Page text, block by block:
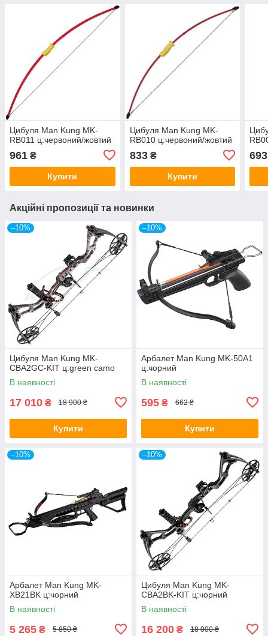
Цибуля Man Kung MK-
RB011 ц:червоний/жовтий
961 ₴
Купити
Цибуля Man Kung MK-
RB010 ц:червоний/жовтий
833₴
Купити
693
Акційні пропозиції та новинки
–10%
Цибуля Man Kung MK-
CBA2GC-KIT ц:green camo
В наявності
17 010 ₴ 18 900 ₴
Купити
–10%
Арбалет Man Kung MK-50A1
ц:чорний
В наявності
595 ₴ 662 ₴
Купити
–10%
Арбалет Man Kung MK-
XB21BK ц:чорний
В наявності
5 265 ₴ 5 850 ₴
–10%
Цибуля Man Kung MK-
CBA2BK-KIT ц:чорний
В наявності
16 200 ₴ 18 000 ₴